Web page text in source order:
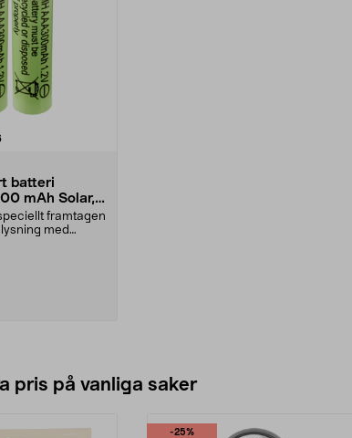
recensioner
batteri
mAh Solar,
framtagen
med
pris på vanliga saker
-25%